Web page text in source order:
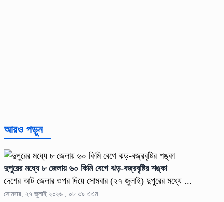
আরও পড়ুন
দুপুরের মধ্যে ৮ জেলায় ৬০ কিমি বেগে ঝড়-বজ্রবৃষ্টির শঙ্কা
দেশের আট জেলার ওপর দিয়ে সোমবার (২৭ জুলাই) দুপুরের মধ্যে ...
সোমবার, ২৭ জুলাই ২০২৬ , ০৮:৩৯ এএম